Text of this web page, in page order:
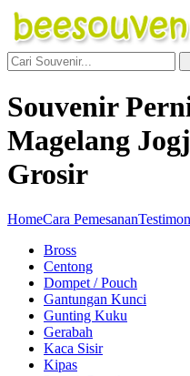
Souvenir
Magelang
Grosir
HomeCara Pemesanan
Bross
Centong
Dompet / Pouch
Gantungan Kunci
Gunting Kuku
Gerabah
Kaca Sisir
Kipas